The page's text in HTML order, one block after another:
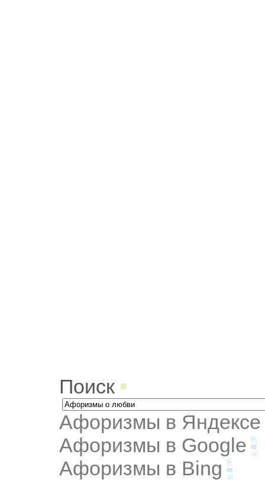
Поиск
Афоризмы в Яндексе
Афоризмы в Google
Афоризмы в Bing